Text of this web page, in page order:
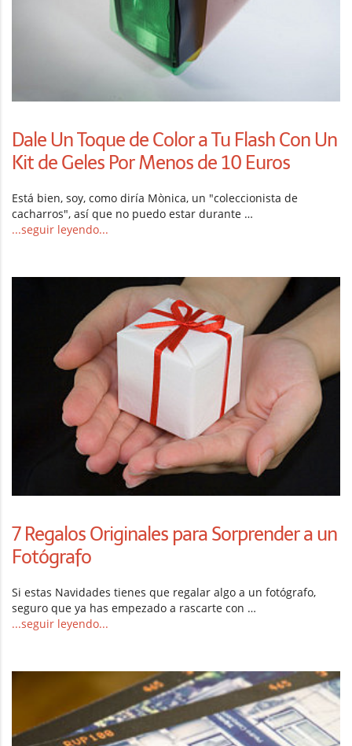
Dale Un Toque de Color a Tu Flash Con Un
Kit de Geles Por Menos de 10 Euros
Está bien, soy, como diría Mònica, un "coleccionista de
cacharros", así que no puedo estar durante …
...seguir leyendo...
7 Regalos Originales para Sorprender a un
Fotógrafo
Si estas Navidades tienes que regalar algo a un fotógrafo,
seguro que ya has empezado a rascarte con …
...seguir leyendo...